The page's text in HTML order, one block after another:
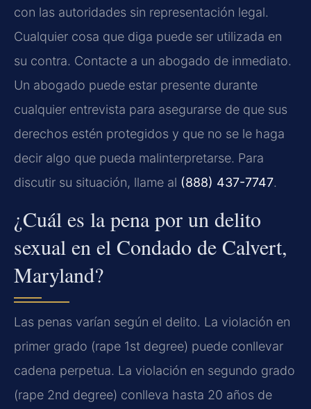
con las autoridades sin representación legal.
Cualquier cosa que diga puede ser utilizada en
su contra. Contacte a un abogado de inmediato.
Un abogado puede estar presente durante
cualquier entrevista para asegurarse de que sus
derechos estén protegidos y que no se le haga
decir algo que pueda malinterpretarse. Para
discutir su situación, llame al (888) 437-7747.
¿Cuál es la pena por un delito
sexual en el Condado de Calvert,
Maryland?
Las penas varían según el delito. La violación en
primer grado (rape 1st degree) puede conllevar
cadena perpetua. La violación en segundo grado
(rape 2nd degree) conlleva hasta 20 años de